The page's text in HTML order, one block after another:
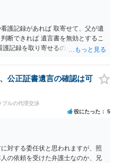
護記録があれば 取寄せて、父が遺
断できれば 遺言書を無効とするこ
記録を取り寄せるのが重要となり
公正証書遺言の確認は可
ブルの代理交渉
役にたった 5
対する委任状と思われますが、照
の依頼を受けた弁護士なのか、兄